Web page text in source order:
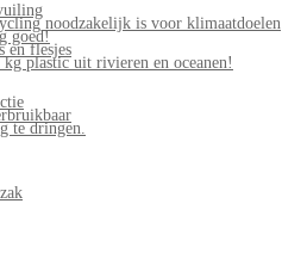
noodzakelijk is voor klimaatdoelen
goed!
en flesjes
plastic uit rivieren en oceanen!
te dringen.